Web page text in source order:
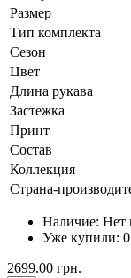
Размер
Тип комплекта
Сезон
Цвет
Длина рукава
Застежка
Принт
Состав
Коллекция
Страна-
Наличие: Нет
Уже купили: 0
2699.00 грн.